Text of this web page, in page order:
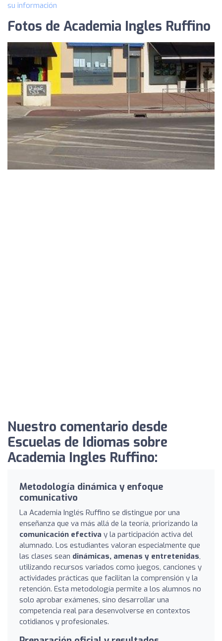
su información
Fotos de Academia Ingles Ruffino
Nuestro comentario desde
Escuelas de Idiomas sobre
Academia Ingles Ruffino:
Metodología dinámica y enfoque
comunicativo
La Academia Inglés Ruffino se distingue por una
enseñanza que va más allá de la teoría, priorizando la
comunicación efectiva y la participación activa del
alumnado. Los estudiantes valoran especialmente que
las clases sean dinámicas, amenas y entretenidas,
utilizando recursos variados como juegos, canciones y
actividades prácticas que facilitan la comprensión y la
retención. Esta metodología permite a los alumnos no
solo aprobar exámenes, sino desarrollar una
competencia real para desenvolverse en contextos
cotidianos y profesionales.